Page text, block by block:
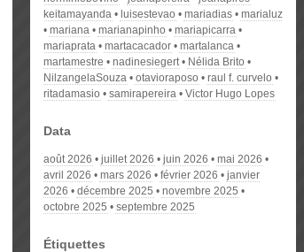
keitamayanda
luisestevao mariadias
marialuz
mariana
marianapinho
mariapicarra
mariaprata
martacacador
martalanca
martamestre
nadinesiegert
Nélida Brito
NilzangelaSouza
otavioraposo
raul f. curvelo
ritadamasio
samirapereira Victor Hugo Lopes
Data
août 2026 juillet 2026 juin 2026
mai 2026
avril 2026
mars 2026 février 2026
janvier
2026
décembre 2025
novembre 2025
octobre 2025
septembre 2025
Étiquettes